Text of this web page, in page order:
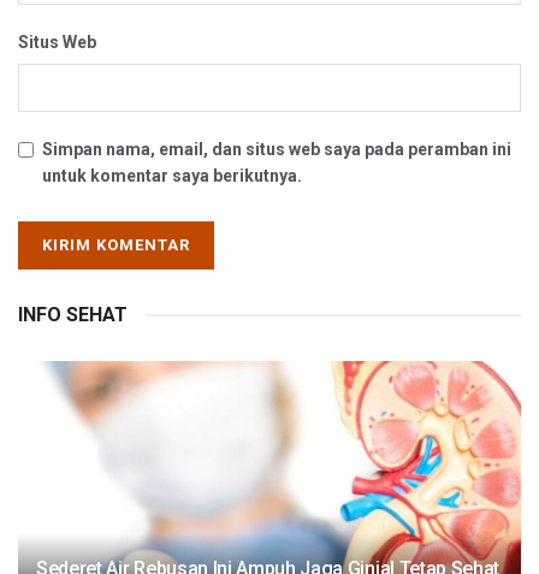
Situs Web
Simpan nama, email, dan situs web saya pada peramban ini
untuk komentar saya berikutnya.
INFO SEHAT
Sederet Air Rebusan Ini Ampuh Jaga Ginjal Tetap Sehat